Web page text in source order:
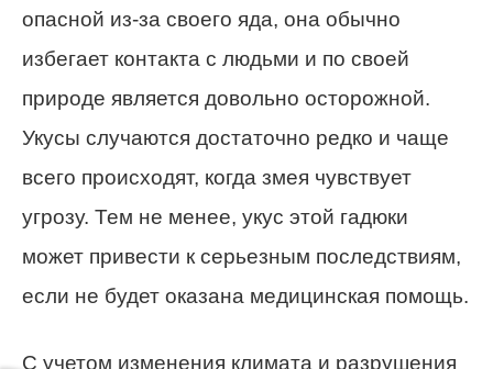
опасной из-за своего яда, она обычно
избегает контакта с людьми и по своей
природе является довольно осторожной.
Укусы случаются достаточно редко и чаще
всего происходят, когда змея чувствует
угрозу. Тем не менее, укус этой гадюки
может привести к серьезным последствиям,
если не будет оказана медицинская помощь.
С учетом изменения климата и разрушения